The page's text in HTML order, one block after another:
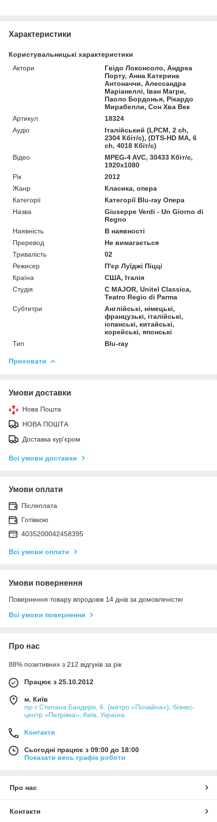
Характеристики
Користувальницькі характеристики
Актори
Гвідо Локонсоло, Андреа
Порту, Анна Катерина
Антоначчи, Алессандра
Маріанеллі, Іван Магри,
Паоло Бордонья, Рікардо
Мирабелли, Сон Хва Век
Артикул
18324
Аудіо
Італійський (LPCM, 2 ch,
2304 Кбіт/с), (DTS-HD MA, 6
ch, 4018 Кбіт/с)
Відео
MPEG-4 AVC, 30433 Кбіт/с,
1920x1080
Рік
2012
Жанр
Класика, опера
Категорії
Категорії Blu-ray Опера
Назва
Giuseppe Verdi - Un Giorno di
Regno
Наявність
В наявності
Преревод
Не вимагається
Тривалість
02
Режисер
П'єр Луїджі Піцці
Країна
США, Італія
Студія
C MAJOR, Unitel Classica,
Teatro Regio di Parma
Субтитри
Англійські, німецькі,
французькі, італійські,
іспанські, китайські,
корейські, японські
Тип
Blu-ray
Приховати
Умови доставки
Нова Пошта
НОВА ПОШТА
Доставка кур'єром
Всі умови доставки
Умови оплати
Післяплата
Готівкою
4035200042458395
Всі умови оплати
Умови повернення
Повернення товару впродовж 14 днів за домовленістю
Всі умови повернення
Про нас
88% позитивних з 212 відгуків за рік
Працює з 25.10.2012
м. Київ
пр-т Степана Бандери, 6. (метро «Почайна»), бізнес-
центр «Петрівка», Київ, Україна
Контакти
Сьогодні працює з 09:00 до 18:00
Показати весь графік роботи
Про нас
Контакти